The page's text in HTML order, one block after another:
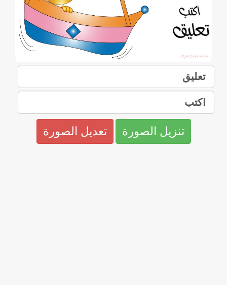
تعديل الصورة تنزيل الصورة